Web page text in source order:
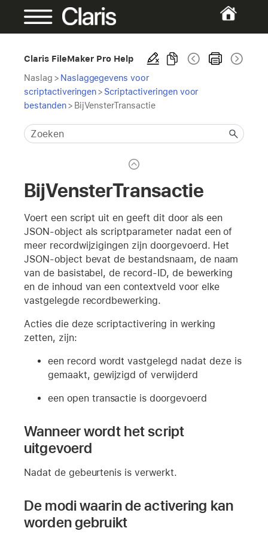
Claris FileMaker Pro Help
Naslag > Naslaggegevens voor
scriptactiveringen> Scriptactiveringen voor
bestanden> BijVensterTransactie
BijVensterTransactie
Voert een script uit en geeft dit door als een
JSON-object als scriptparameter nadat een of
meer recordwijzigingen zijn doorgevoerd. Het
JSON-object bevat de bestandsnaam, de naam
van de basistabel, de record-ID, de bewerking
en de inhoud van een contextveld voor elke
vastgelegde recordbewerking.
Acties die deze scriptactivering in werking
zetten, zijn:
een record wordt vastgelegd nadat deze is
gemaakt, gewijzigd of verwijderd
een open transactie is doorgevoerd
Wanneer wordt het script
uitgevoerd
Nadat de gebeurtenis is verwerkt.
De modi waarin de activering kan
worden gebruikt